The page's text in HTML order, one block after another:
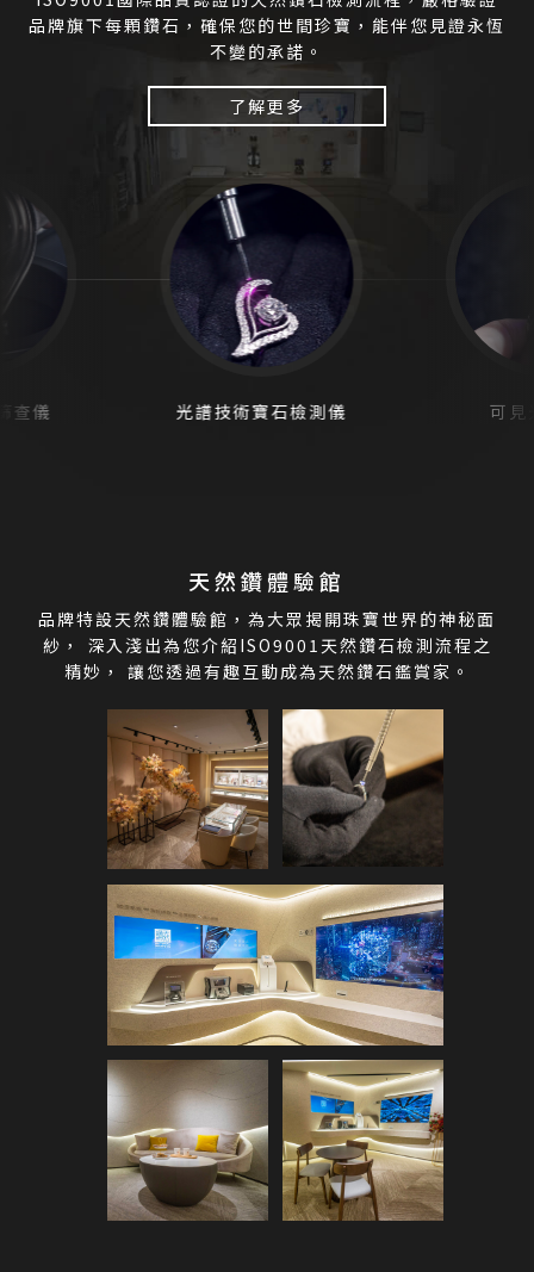
品牌旗下每顆鑽石，確保您的世間珍寶，能伴您見證永恆
不變的承諾。
了解更多
檢測儀 可見光光譜儀 珠寶
天然鑽體驗館
品牌特設天然鑽體驗館，為大眾揭開珠寶世界的神秘面
紗， 深入淺出為您介紹ISO9001天然鑽石檢測流程之
精妙， 讓您透過有趣互動成為天然鑽石鑑賞家。